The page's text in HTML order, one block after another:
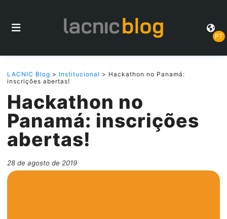
PT
LACNIC Blog > Institucional > Hackathon no Panamá:
inscrições abertas!
Hackathon no
Panamá: inscrições
abertas!
28 de agosto de 2019